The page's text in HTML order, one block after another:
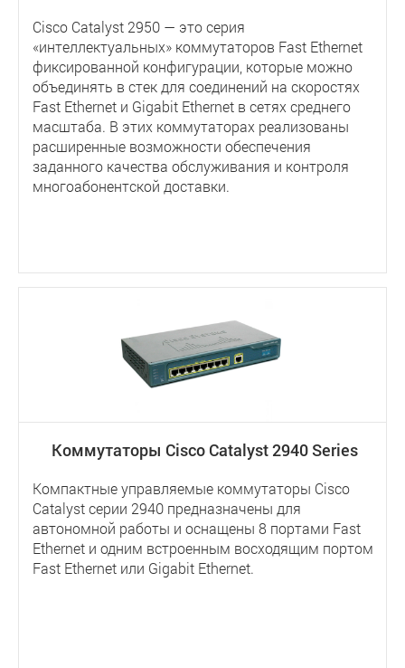
Cisco Catalyst 2950 — это серия
«интеллектуальных» коммутаторов Fast Ethernet
фиксированной конфигурации, которые можно
объединять в стек для соединений на скоростях
Fast Ethernet и Gigabit Ethernet в сетях среднего
масштаба. В этих коммутаторах реализованы
расширенные возможности обеспечения
заданного качества обслуживания и контроля
многоабонентской доставки.
Коммутаторы Cisco Catalyst 2940 Series
Компактные управляемые коммутаторы Cisco
Catalyst серии 2940 предназначены для
автономной работы и оснащены 8 портами Fast
Ethernet и одним встроенным восходящим портом
Fast Ethernet или Gigabit Ethernet.